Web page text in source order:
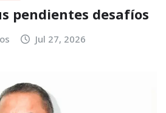
pendientes desafíos
Jul 27, 2026